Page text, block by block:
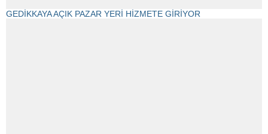
GEDİKKAYA AÇIK PAZAR YERİ HİZMETE GİRİYOR